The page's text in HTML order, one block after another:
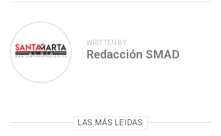
WRITTEN BY
Redacción SMAD
LAS MÁS LEIDAS